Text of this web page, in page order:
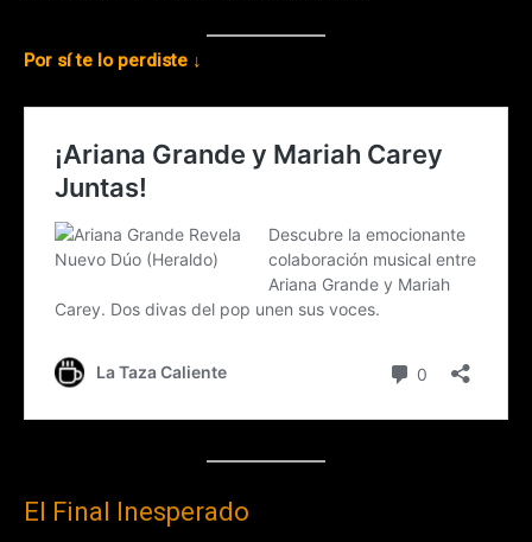
Por sí te lo perdiste ↓
El Final Inesperado